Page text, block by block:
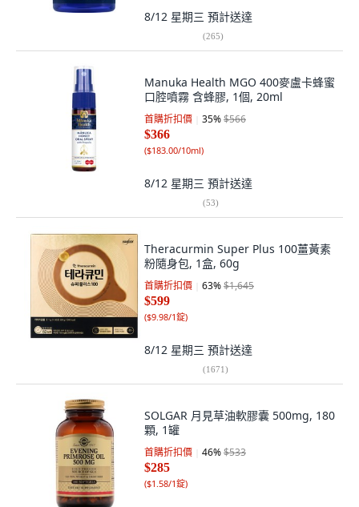
8/12 星期三 預計送達
(265)
Manuka Health MGO 400麥盧卡蜂蜜
口腔噴霧 含蜂膠, 1個, 20ml
首購折扣價 35%$566
$366
($183.00/10ml)
8/12 星期三 預計送達
(53)
Theracurmin Super Plus 100薑黃素
粉隨身包, 1盒, 60g
首購折扣價 63%$1,645
$599
($9.98/1錠)
8/12 星期三 預計送達
(1671)
SOLGAR 月見草油軟膠囊 500mg, 180
顆, 1罐
首購折扣價 46%$533
$285
($1.58/1錠)